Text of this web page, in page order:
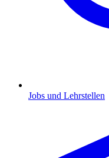
Jobs und Lehrstellen